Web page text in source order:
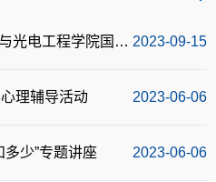
2023-09-15
奖学金（本科）、社会奖学金评选工作的通知
2023-06-06
理辅导活动
2023-06-06
少”专题讲座